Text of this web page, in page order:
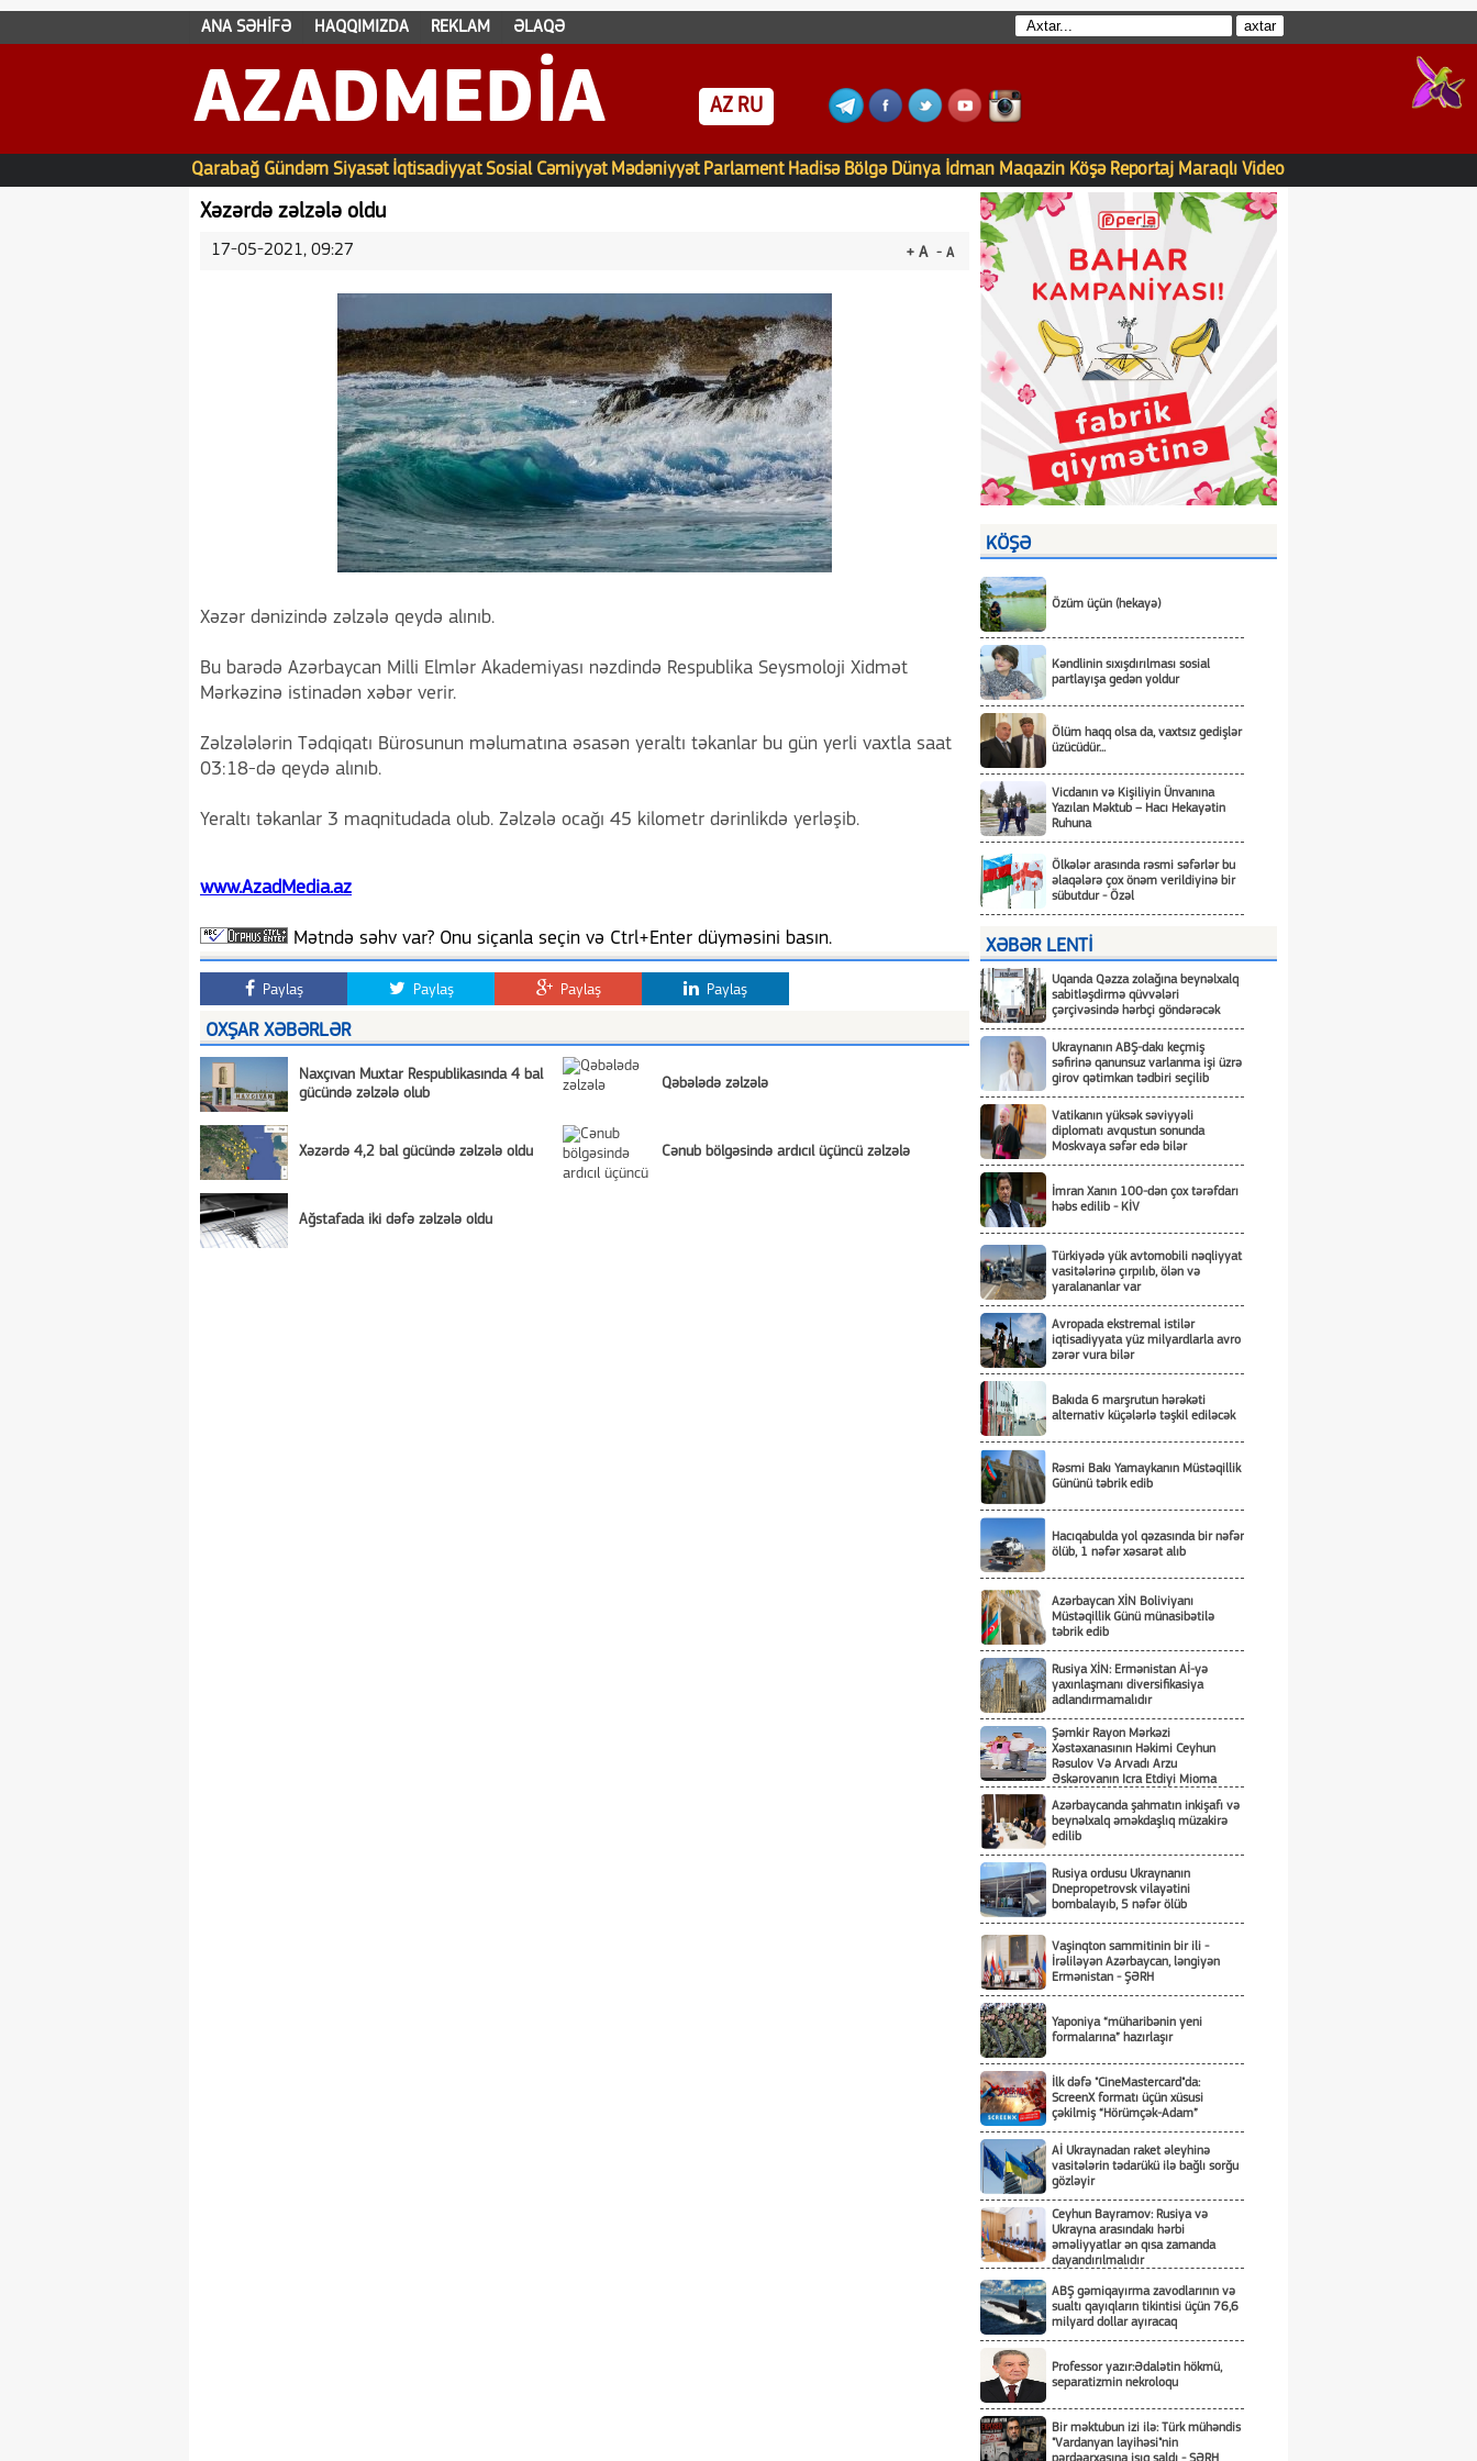
ANA SƏHİFƏ HAQQIMIZDA REKLAM ƏLAQƏ
AZADMEDIA AZ RU
Qarabağ Gündəm Siyasət İqtisadiyyat Sosial Cəmiyyət Mədəniyyət Parlament Hadisə Bölgə Dünya İdman Maqazin Köşə Reportaj Maraqlı Video
Xəzərdə zəlzələ oldu
+ A - A
17-05-2021, 09:27
Xəzər dənizində zəlzələ qeydə alınıb.
Bu barədə Azərbaycan Milli Elmlər Akademiyası nəzdində Respublika Seysmoloji Xidmət
Mərkəzinə istinadən xəbər verir.
Zəlzələlərin Tədqiqatı Bürosunun məlumatına əsasən yeraltı təkanlar bu gün yerli vaxtla saat
03:18-də qeydə alınıb.
Yeraltı təkanlar 3 maqnitudada olub. Zəlzələ ocağı 45 kilometr dərinlikdə yerləşib.
www.AzadMedia.az
Mətndə səhv var? Onu siçanla seçin və Ctrl+Enter düyməsini basın.
Paylaş Paylaş Paylaş Paylaş
OXŞAR XƏBƏRLƏR
Naxçıvan Muxtar Respublikasında 4 bal
gücündə zəlzələ olub
Qəbələdə zəlzələ
Xəzərdə 4,2 bal gücündə zəlzələ oldu Cənub bölgəsində ardıcıl üçüncü zəlzələ
Ağstafada iki dəfə zəlzələ oldu
KÖŞƏ
Özüm üçün (hekayə)
Kəndlinin sıxışdırılması sosial
partlayışa gedən yoldur
Ölüm haqq olsa da, vaxtsız gedişlər
üzücüdür...
Vicdanın və Kişiliyin Ünvanına
Yazılan Məktub – Hacı Hekayətin
Ruhuna
Ölkələr arasında rəsmi səfərlər bu
əlaqələrə çox önəm verildiyinə bir
sübutdur - Özəl
XƏBƏR LENTİ
Uqanda Qəzza zolağına beynəlxalq
sabitləşdirmə qüvvələri
çərçivəsində hərbçi göndərəcək
Ukraynanın ABŞ-dakı keçmiş
səfirinə qanunsuz varlanma işi üzrə
girov qətimkan tədbiri seçilib
Vatikanın yüksək səviyyəli
diplomatı avqustun sonunda
Moskvaya səfər edə bilər
İmran Xanın 100-dən çox tərəfdarı
həbs edilib - KİV
Türkiyədə yük avtomobili nəqliyyat
vasitələrinə çırpılıb, ölən və
yaralananlar var
Avropada ekstremal istilər
iqtisadiyyata yüz milyardlarla avro
zərər vura bilər
Bakıda 6 marşrutun hərəkəti
alternativ küçələrlə təşkil ediləcək
Rəsmi Bakı Yamaykanın Müstəqillik
Gününü təbrik edib
Hacıqabulda yol qəzasında bir nəfər
ölüb, 1 nəfər xəsarət alıb
Azərbaycan XİN Boliviyanı
Müstəqillik Günü münasibətilə
təbrik edib
Rusiya XİN: Ermənistan Aİ-yə
yaxınlaşmanı diversifikasiya
adlandırmamalıdır
Şəmkir Rayon Mərkəzi
Xəstəxanasının Həkimi Ceyhun
Rəsulov Və Arvadı Arzu
Əskərovanın Icra Etdiyi Mioma
Ölümü Ilə Bağlı Şəmkir Rayon
Prokrurluğunda Araşdırma Aparılır
Azərbaycanda şahmatın inkişafı və
beynəlxalq əməkdaşlıq müzakirə
edilib
Rusiya ordusu Ukraynanın
Dnepropetrovsk vilayətini
bombalayıb, 5 nəfər ölüb
Vaşinqton sammitinin bir ili -
İrəliləyən Azərbaycan, ləngiyən
Ermənistan - ŞƏRH
Yaponiya “müharibənin yeni
formalarına” hazırlaşır
İlk dəfə "CineMastercard"da:
ScreenX formatı üçün xüsusi
çəkilmiş “Hörümçək-Adam”
Aİ Ukraynadan raket əleyhinə
vasitələrin tədarükü ilə bağlı sorğu
gözləyir
Ceyhun Bayramov: Rusiya və
Ukrayna arasındakı hərbi
əməliyyatlar ən qısa zamanda
dayandırılmalıdır
ABŞ gəmiqayırma zavodlarının və
sualtı qayıqların tikintisi üçün 76,6
milyard dollar ayıracaq
Professor yazır:Ədalətin hökmü,
separatizmin nekroloqu
Bir məktubun izi ilə: Türk mühəndis
"Vardanyan layihəsi"nin